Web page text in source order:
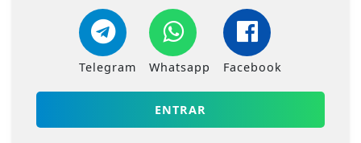
Telegram Whatsapp Facebook
ENTRAR